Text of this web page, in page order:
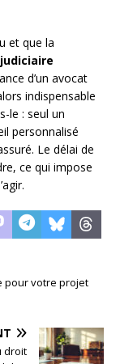
et que la
d’un avocat
indispensable
le : seul un
personnalisé
Le délai de
ce qui impose
pour votre projet
droit